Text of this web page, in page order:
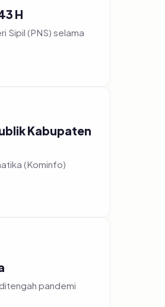
H
Sipil (PNS) selama
Kabupaten
(Kominfo)
pandemi